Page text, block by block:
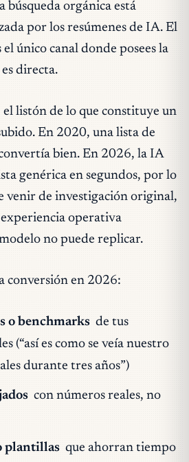
orgánica está
por los resúmenes de IA. El
único canal donde posees la
directa.
el listón de lo que constituye un
En 2020, una lista de
bien. En 2026, la IA
genérica en segundos, por lo
venir de investigación original,
operativa
no puede replicar.
conversión en 2026:
o benchmarks de tus
(“así es como se veía nuestro
durante tres años”)
con números reales, no
plantillas que ahorran tiempo